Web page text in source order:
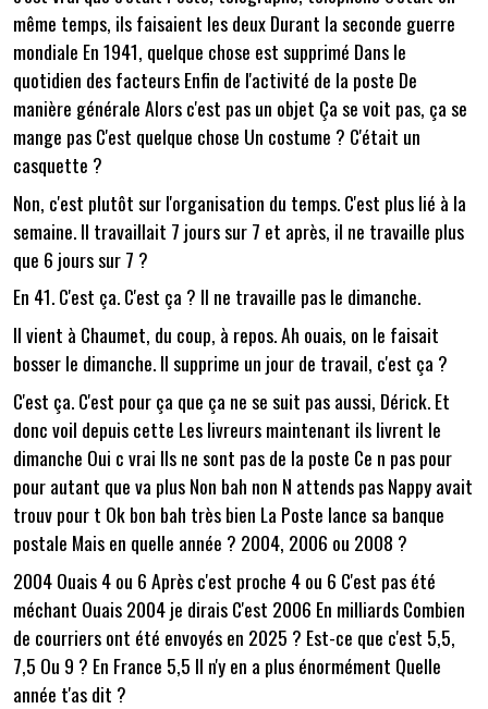
même temps, ils faisaient les deux Durant la seconde guerre
mondiale En 1941, quelque chose est supprimé Dans le
quotidien des facteurs Enfin de l'activité de la poste De
manière générale Alors c'est pas un objet Ça se voit pas, ça se
mange pas C'est quelque chose Un costume ? C'était un
casquette ?
Non, c'est plutôt sur l'organisation du temps. C'est plus lié à la
semaine. Il travaillait 7 jours sur 7 et après, il ne travaille plus
que 6 jours sur 7 ?
En 41. C'est ça. C'est ça ? Il ne travaille pas le dimanche.
Il vient à Chaumet, du coup, à repos. Ah ouais, on le faisait
bosser le dimanche. Il supprime un jour de travail, c'est ça ?
C'est ça. C'est pour ça que ça ne se suit pas aussi, Dérick. Et
donc voil depuis cette Les livreurs maintenant ils livrent le
dimanche Oui c vrai Ils ne sont pas de la poste Ce n pas pour
pour autant que va plus Non bah non N attends pas Nappy avait
trouv pour t Ok bon bah très bien La Poste lance sa banque
postale Mais en quelle année ? 2004, 2006 ou 2008 ?
2004 Ouais 4 ou 6 Après c'est proche 4 ou 6 C'est pas été
méchant Ouais 2004 je dirais C'est 2006 En milliards Combien
de courriers ont été envoyés en 2025 ? Est-ce que c'est 5,5,
7,5 Ou 9 ? En France 5,5 Il n'y en a plus énormément Quelle
année t'as dit ?